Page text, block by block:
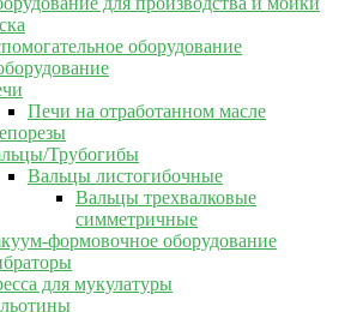
оборудование
Печи на отработанном масле
Трубогибы
Вальцы листогибочные
Вальцы трехвалковые
симметричные
формовочное оборудование
для мукулатуры